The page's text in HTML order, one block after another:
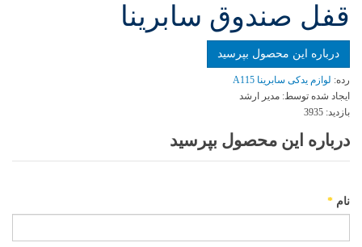
قفل صندوق سابرينا
درباره این محصول بپرسید
رده: لوازم یدکی سابرینا A115
ایجاد شده توسط: مدیر ارشد
بازدید: 3935
درباره این محصول بپرسید
نام *